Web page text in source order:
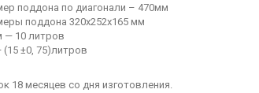
поддона по диагонали – 470мм
поддона 320х252х165 мм
— 10 литров
±0, 75)литров
18 месяцев со дня изготовления.